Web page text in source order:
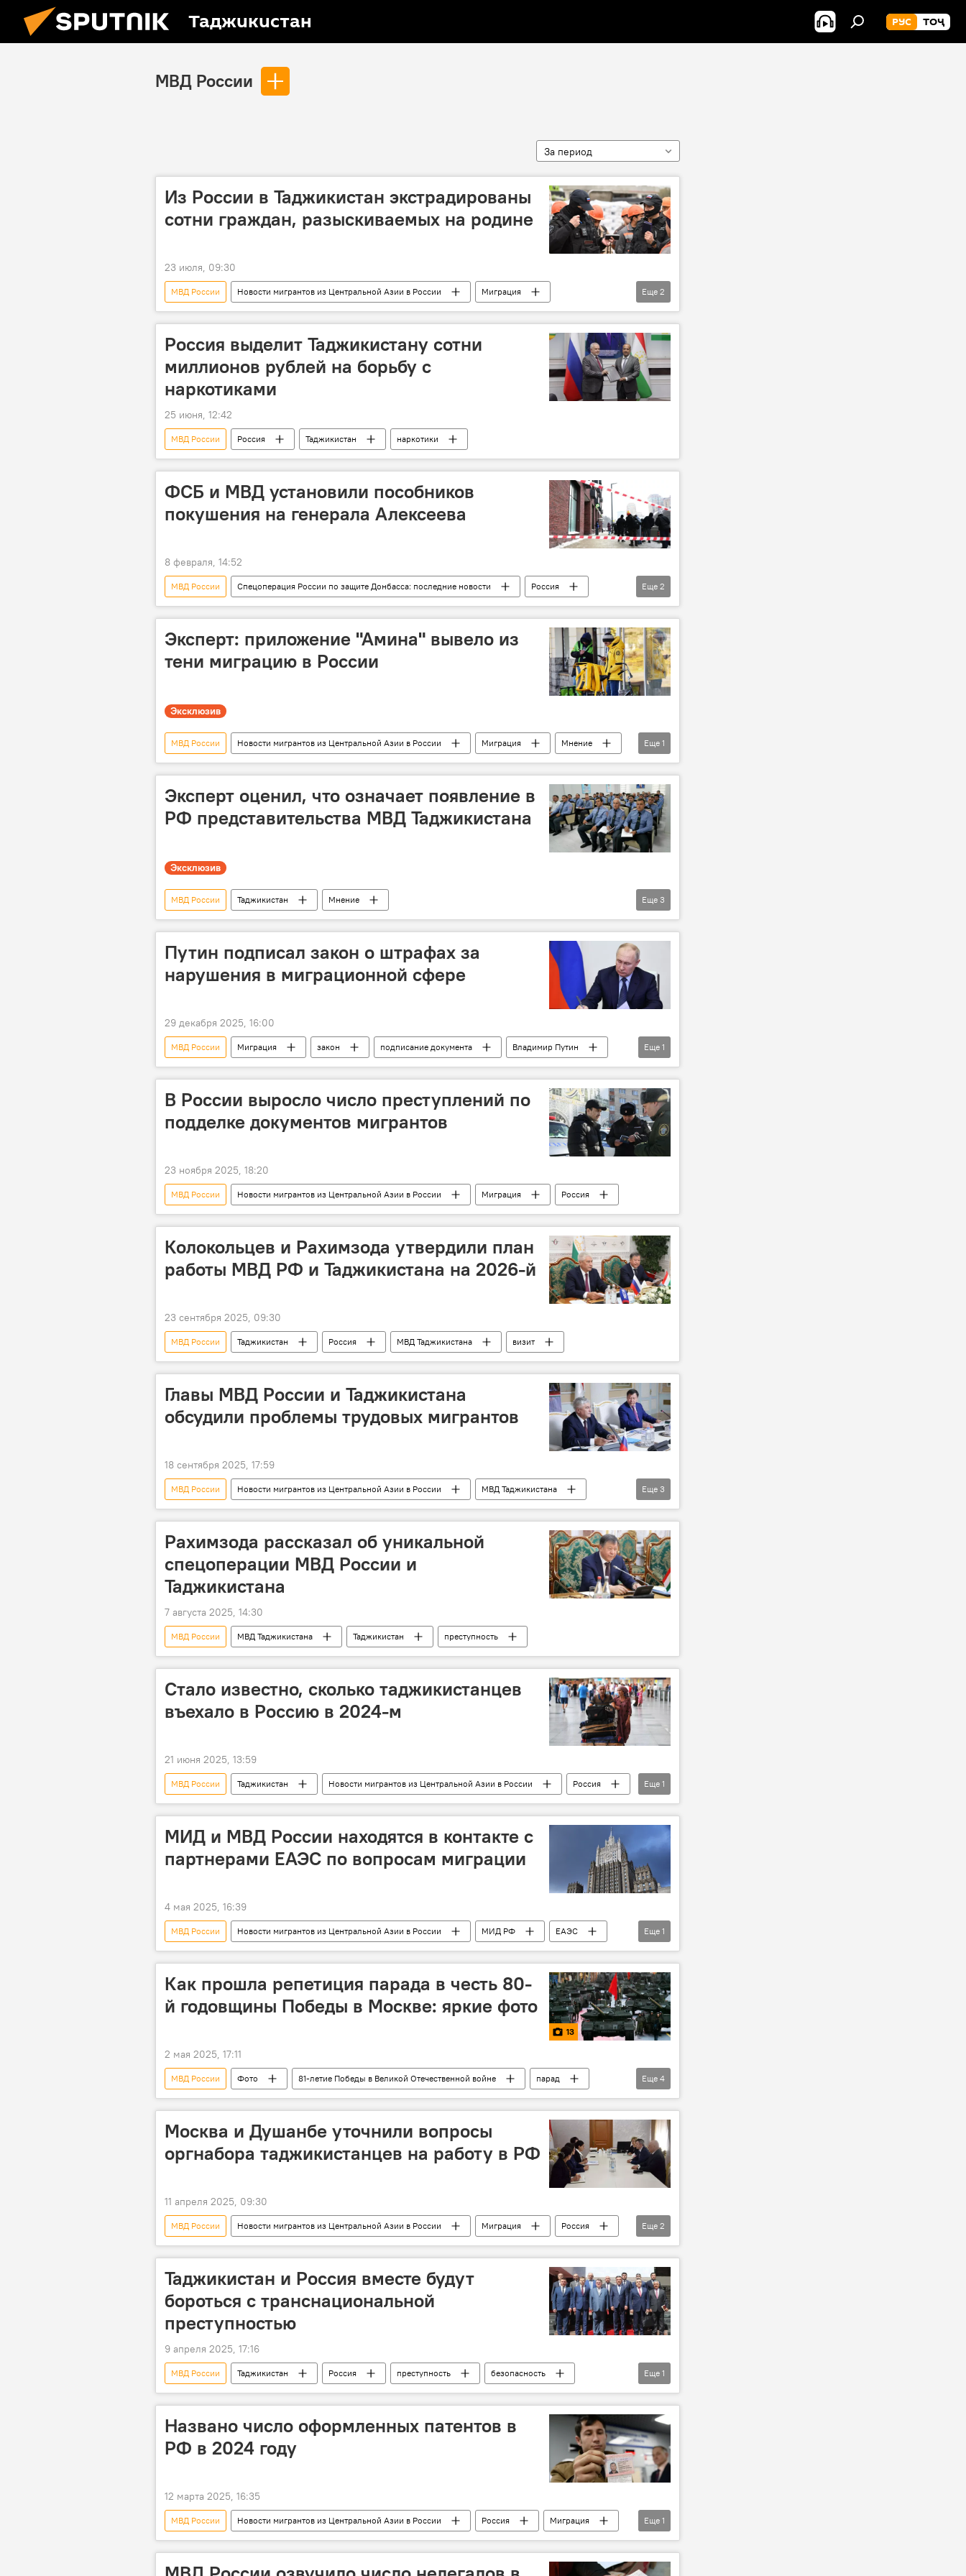
Таджикистан РУС ТОҶ
МВД России
За период
Из России в Таджикистан экстрадированы
сотни граждан, разыскиваемых на родине
23 июля, 09:30
МВД России Новости мигрантов из Центральной Азии в России
Миграция
Таджикистан
Россия
Еще 2
Россия выделит Таджикистану сотни
миллионов рублей на борьбу с
наркотиками
25 июня, 12:42
МВД России Россия Таджикистан наркотики
ФСБ и МВД установили пособников
покушения на генерала Алексеева
8 февраля, 14:52
МВД России Спецоперация России по защите Донбасса: последние новости
Россия
Украина
ФСБ
Еще 2
Эксперт: приложение "Амина" вывело из
тени миграцию в России
Эксклюзив
МВД России Новости мигрантов из Центральной Азии в России Миграция
Мнение
Россия
Еще 1
Эксперт оценил, что означает появление в
РФ представительства МВД Таджикистана
Эксклюзив
МВД России Таджикистан
Мнение
Новости мигрантов из Центральной Азии в России
МВД Таджикистана
Россия
Еще 3
Путин подписал закон о штрафах за
нарушения в миграционной сфере
29 декабря 2025, 16:00
МВД России Миграция закон подписание документа
Владимир Путин
штраф
Еще 1
В России выросло число преступлений по
подделке документов мигрантов
23 ноября 2025, 18:20
МВД России Новости мигрантов из Центральной Азии в России Миграция Россия
Колокольцев и Рахимзода утвердили план
работы МВД РФ и Таджикистана на 2026-й
23 сентября 2025, 09:30
МВД России Таджикистан Россия МВД Таджикистана визит
Главы МВД России и Таджикистана
обсудили проблемы трудовых мигрантов
18 сентября 2025, 17:59
МВД России Новости мигрантов из Центральной Азии в России
МВД Таджикистана
Таджикистан
Россия Миграция
Еще 3
Рахимзода рассказал об уникальной
спецоперации МВД России и
Таджикистана
7 августа 2025, 14:30
МВД России МВД Таджикистана Таджикистан преступность
Стало известно, сколько таджикистанцев
въехало в Россию в 2024-м
21 июня 2025, 13:59
МВД России Таджикистан Новости мигрантов из Центральной Азии в России
Россия
Миграция
Еще 1
МИД и МВД России находятся в контакте с
партнерами ЕАЭС по вопросам миграции
4 мая 2025, 16:39
МВД России Новости мигрантов из Центральной Азии в России МИД РФ
ЕАЭС
Миграция
Еще 1
Как прошла репетиция парада в честь 80-
й годовщины Победы в Москве: яркие фото
13
2 мая 2025, 17:11
МВД России Фото 81-летие Победы в Великой Отечественной войне
парад
Великая Отечественная война (1941-1945)
9 мая - День Победы в Великой Отечественной войне
Еще 4
Москва и Душанбе уточнили вопросы
оргнабора таджикистанцев на работу в РФ
11 апреля 2025, 09:30
МВД России Новости мигрантов из Центральной Азии в России Миграция
Россия
Таджикистан
Минтруд РФ
Еще 2
Таджикистан и Россия вместе будут
бороться с транснациональной
преступностью
9 апреля 2025, 17:16
МВД России Таджикистан Россия преступность
безопасность
МВД Таджикистана
Еще 1
Названо число оформленных патентов в
РФ в 2024 году
12 марта 2025, 16:35
МВД России Новости мигрантов из Центральной Азии в России Россия
Миграция
патент
Еще 1